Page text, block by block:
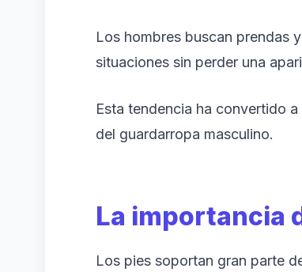
Los hombres buscan prendas
situaciones sin perder una
Esta tendencia ha convertido
del guardarropa masculino.
La importancia
Los pies soportan gran parte